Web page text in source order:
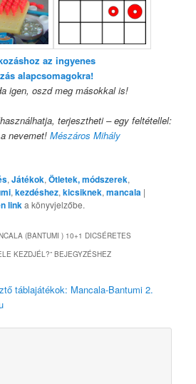
az ingyenes
alapcsomagokra!
igen, oszd meg másokkal is!
terjesztheti – egy feltétellel:
nevemet!Mészáros Mihály
,Játékok,Ötletek, módszerek,
,kezdéshez,kicsiknek,mancala |
linka könyvjelzőbe.
(BANTUMI ) 10+1 DICSÉRETES
KEZDJÉL?” BEJEGYZÉSHEZ
táblajátékok: Mancala-Bantumi 2.